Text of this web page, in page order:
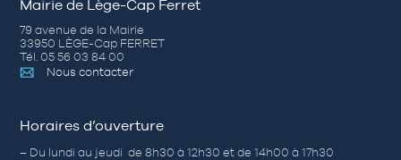
Mairie de Lège-Cap Ferret
79 avenue de la Mairie
33950 LÈGE-Cap FERRET
Tél. 05 56 03 84 00
Nous contacter
Horaires d’ouverture
– Du lundi au jeudi de 8h30 à 12h30 et de 14h00 à 17h30